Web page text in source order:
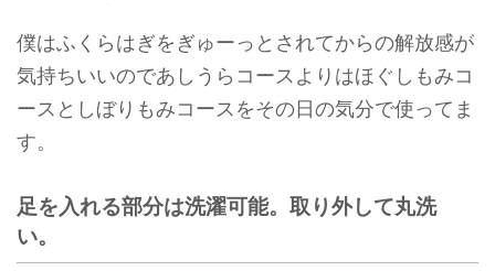
僕はふくらはぎをぎゅーっとされてからの解放感が
気持ちいいのであしうらコースよりはほぐしもみコ
ースとしぼりもみコースをその日の気分で使ってま
す。
足を入れる部分は洗濯可能。取り外して丸洗
い。